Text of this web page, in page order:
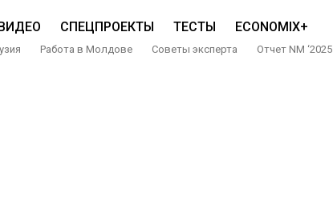
СПЕЦПРОЕКТЫ ТЕСТЫ ECONOMIX+
Работа в Молдове Советы эксперта Отчет NM ‘2025